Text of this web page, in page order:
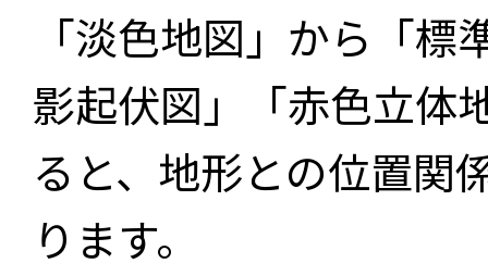
「淡色地図」から「
影起伏図」「赤色立体
ると、地形との位置関
ります。